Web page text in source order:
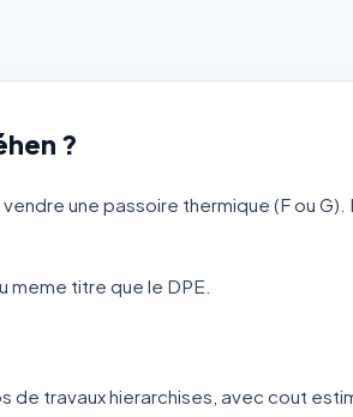
?
une passoire thermique (F ou
titre que le DPE.
de travaux hierarchises, avec cout